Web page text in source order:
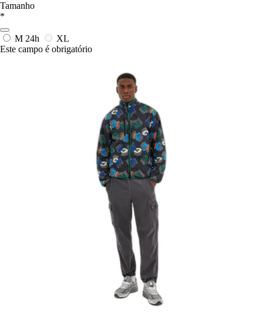
Tamanho
*
M 24h
XL
Este campo é obrigatório